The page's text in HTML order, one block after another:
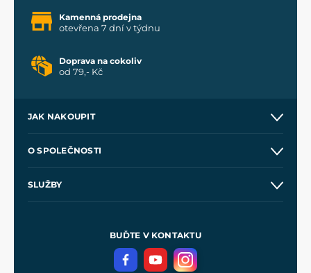
Kamenná prodejna
otevřena 7 dní v týdnu
Doprava na cokoliv
od 79,- Kč
JAK NAKOUPIT
Velkoobchod
O SPOLEČNOSTI
SLUŽBY
Meče pro Kingdom Come
BUĎTE V KONTAKTU